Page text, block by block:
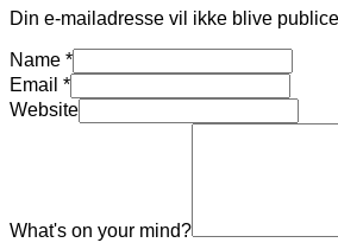
Din e-mailadresse vil ikke blive
Name *
Email *
Website
What's on your mind?